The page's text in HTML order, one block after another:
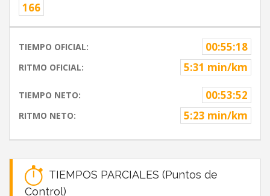
166
TIEMPO OFICIAL: 00:55:18
RITMO OFICIAL: 5:31 min/km
TIEMPO NETO: 00:53:52
RITMO NETO: 5:23 min/km
TIEMPOS PARCIALES (Puntos de
Control)